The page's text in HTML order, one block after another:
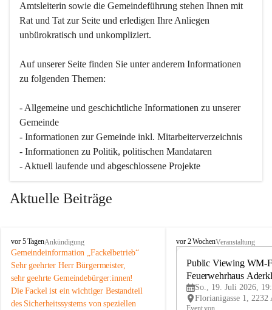
Amtsleiterin sowie die Gemeindeführung stehen Ihnen mit
Rat und Tat zur Seite und erledigen Ihre Anliegen
unbürokratisch und unkompliziert.
Auf unserer Seite finden Sie un­ter an­de­rem Informationen
zu folgenden Themen:
- Allgemeine und geschichtliche Informationen zu unserer
Gemeinde
- Informationen zur Gemeinde inkl. Mitarbeiterverzeichnis
- Informationen zu Politik, politischen Mandataren
- Aktuell laufende und abgeschlossene Projekte
Aktuelle Beiträge
A
d
e
r
k
l
a
vor 5 TagenAnkündigung
Gemeindeinformation „Fackelbetrieb“
Sehr geehrter Herr Bürgermeister,
sehr geehrte Gemeindebürger:innen!
Die Fackel ist ein wichtiger Bestandteil
des Sicherheitssystems von speziellen
A
vor 2 WochenVeranstaltung
Public Viewing WM-
Feuerwehrhaus
So., 19. Juli 2026,
Event von